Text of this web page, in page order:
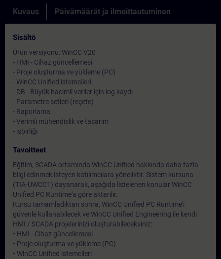
Kuvaus Päivämäärät ja ilmoittautuminen
Sisältö
Ürün versiyonu: WinCC V20
- HMI - Cihaz güncellemesi
- Proje oluşturma ve yükleme (PC)
- WinCC Unified istemcileri
- DB - Büyük hacimli veriler için log kaydı
- Parametre setleri (reçete)
- Raporlama
- Verimli mühendislik ve tasarım
- işbirliği
Tavoitteet
Eğitim, SCADA ortamında WinCC Unified hakkında daha fazla
bilgi edinmek isteyen katılımcılara yöneliktir. Sistem kursuna
(TIA-UWCC1) dayanarak, aşağıda listelenen konular WinCC
Unified PC Runtime'a göre aktarılır.
Kursu tamamladıktan sonra, WinCC Unified PC Runtime'ı
güvenle kullanabilecek ve WinCC Unified Engineering ile kendi
HMI / SCADA projelerinizi oluşturabileceksiniz:
• HMI - Cihaz güncellemesi
• Proje oluşturma ve yükleme (PC)
• WinCC Unified istemcileri